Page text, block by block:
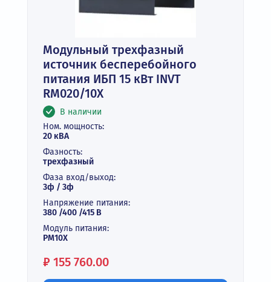
Модульный трехфазный
источник бесперебойного
питания ИБП 15 кВт INVT
RM020/10X
В наличии
Ном. мощность:
20 кВА
Фазность:
трехфазный
Фаза вход/выход:
3ф / 3ф
Напряжение питания:
380 /400 /415 В
Модуль питания:
PM10X
Цена:
₽ 155 760.00